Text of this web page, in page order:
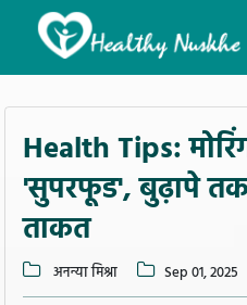
Health Tips:
'सुपरफूड', बुढ़ापे
ताकत
अनन्या मिश्रा Sep 01, 2025